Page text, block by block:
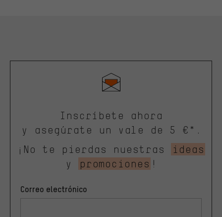
Inscríbete ahora
y asegúrate un vale de 5 €*.
¡No te pierdas nuestras
ideas
y
promociones !
Correo electrónico